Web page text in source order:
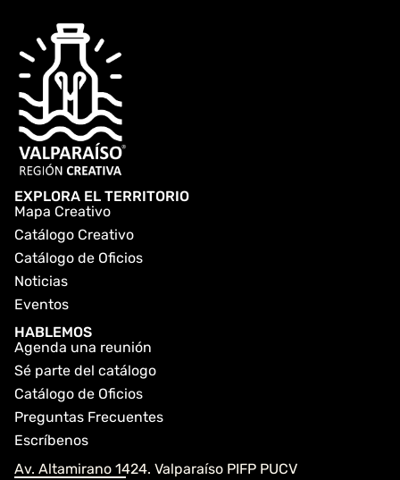
EXPLORA EL TERRITORIO
Mapa Creativo
Catálogo Creativo
Catálogo de Oficios
Noticias
Eventos
HABLEMOS
Agenda una reunión
Sé parte del catálogo
Catálogo de Oficios
Preguntas Frecuentes
Escríbenos
Av. Altamirano 1424. Valparaíso PIFP PUCV